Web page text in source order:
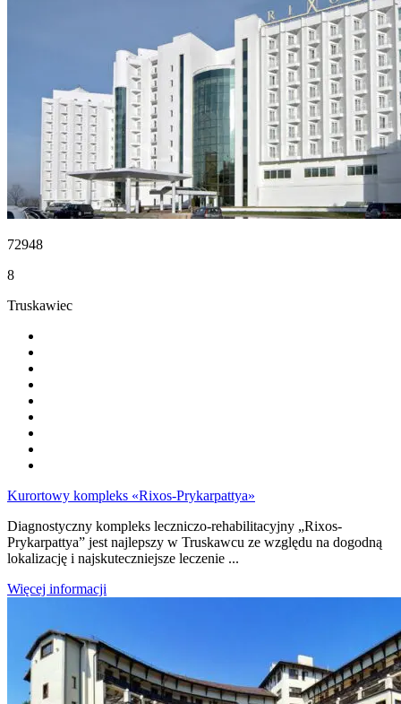
72948
8
Truskawiec
Kurortowy kompleks «Rixos-Prykarpattya»
Diagnostyczny kompleks leczniczo-rehabilitacyjny „Rixos-
Prykarpattya” jest najlepszy w Truskawcu ze względu na dogodną
lokalizację i najskuteczniejsze leczenie ...
Więcej informacji